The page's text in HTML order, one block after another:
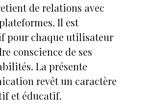
de relations avec
Il est
pour chaque utilisateur
conscience de ses
La présente
revêt un caractère
et éducatif.